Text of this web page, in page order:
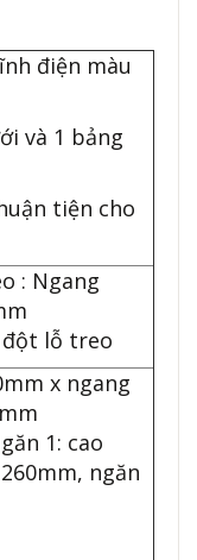
điện màu
và 1 bảng
tiện cho
: Ngang
đột lỗ treo
x ngang
1: cao
ngăn